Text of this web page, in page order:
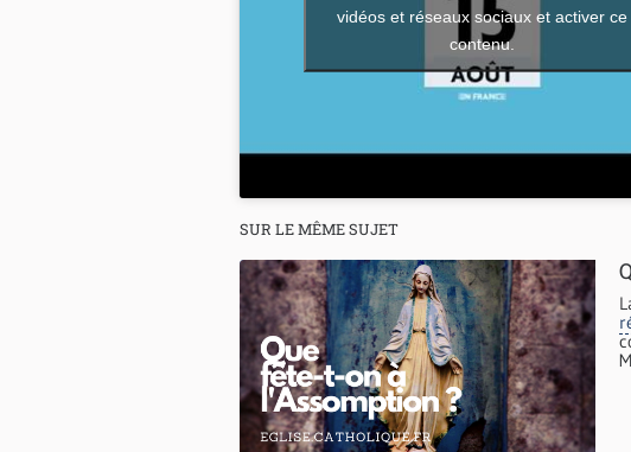
vidéos et réseaux sociaux et activer ce
contenu.
SUR LE MÊME SUJET